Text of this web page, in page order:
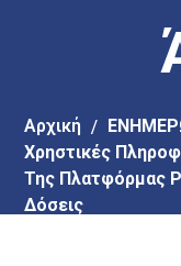
Αρχική
Χρηστικές
Της Πλατφόρμας
Δόσεις